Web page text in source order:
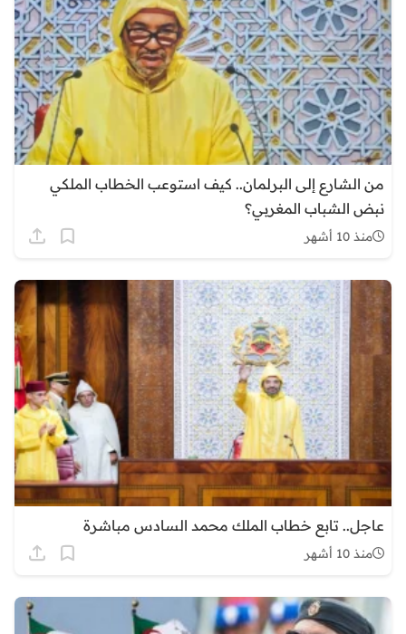
من الشارع إلى البرلمان.. كيف استوعب الخطاب الملكي
نبض الشباب المغربي؟
منذ 10 أشهر
عاجل.. تابع خطاب الملك محمد السادس مباشرة
منذ 10 أشهر